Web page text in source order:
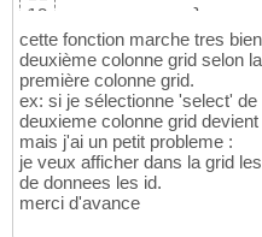
12
13
14
15
16
17
18
}
return
}
}
}
cette fonction marche tres
deuxième colonne grid selon
première colonne grid.
ex: si je sélectionne 'select'
deuxieme colonne grid
mais j'ai un petit probleme :
je veux afficher dans la grid
de donnees les id.
merci d'avance